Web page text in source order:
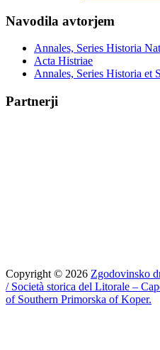
Navodila avtorjem
Annales, Series Historia
Acta Histriae
Annales, Series Historia et
Partnerji
Copyright © 2026 Zgodovinsko
/ Società storica del Litorale –
of Southern Primorska of Koper.